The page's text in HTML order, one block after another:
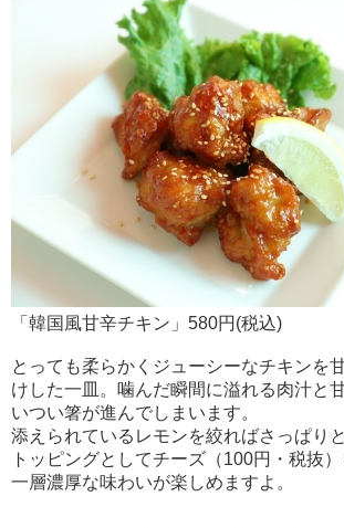
「韓国風甘辛チキン」580円(税込)
とっても柔らかくジューシーなチキンを
けした一皿。噛んだ瞬間に溢れる肉汁と
いつい箸が進んでしまいます。
添えられているレモンを絞ればさっぱり
トッピングとしてチーズ（100円・税抜
一層濃厚な味わいが楽しめますよ。